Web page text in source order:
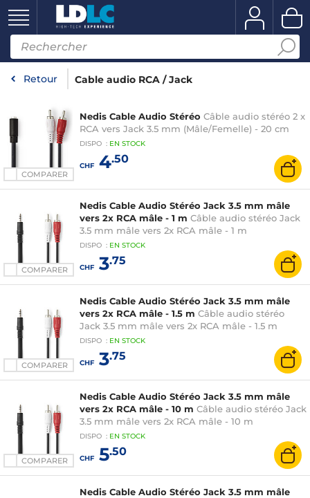
Retour Cable audio RCA / Jack
COMPARER
Nedis Cable Audio Stéréo Câble audio stéréo 2 x
RCA vers Jack 3.5 mm (Mâle/Femelle) - 20 cm
DISPO : EN STOCK
CHF4.50
COMPARER
Nedis Cable Audio Stéréo Jack 3.5 mm mâle
vers 2x RCA mâle - 1 m Câble audio stéréo Jack
3.5 mm mâle vers 2x RCA mâle - 1 m
DISPO : EN STOCK
CHF3.75
COMPARER
Nedis Cable Audio Stéréo Jack 3.5 mm mâle
vers 2x RCA mâle - 1.5 m Câble audio stéréo
Jack 3.5 mm mâle vers 2x RCA mâle - 1.5 m
DISPO : EN STOCK
CHF3.75
COMPARER
Nedis Cable Audio Stéréo Jack 3.5 mm mâle
vers 2x RCA mâle - 10 m Câble audio stéréo Jack
3.5 mm mâle vers 2x RCA mâle - 10 m
DISPO : EN STOCK
CHF5.50
Nedis Cable Audio Stéréo Jack 3.5 mm mâle